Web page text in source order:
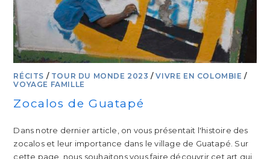
RÉCITS / TOUR DU MONDE 2023 /VIVRE EN COLOMBIE /
VOYAGE FAMILLE
Zocalos de Guatapé
Dans notre dernier article, on vous présentait l'histoire des
zocalos et leur importance dans le village de Guatapé. Sur
cette page, nous souhaitons vous faire découvrir cet art qui